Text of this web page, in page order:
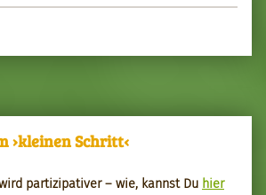
›kleinen Schritt‹
par­tizipa­tiv­er – wie, kannst Du hier